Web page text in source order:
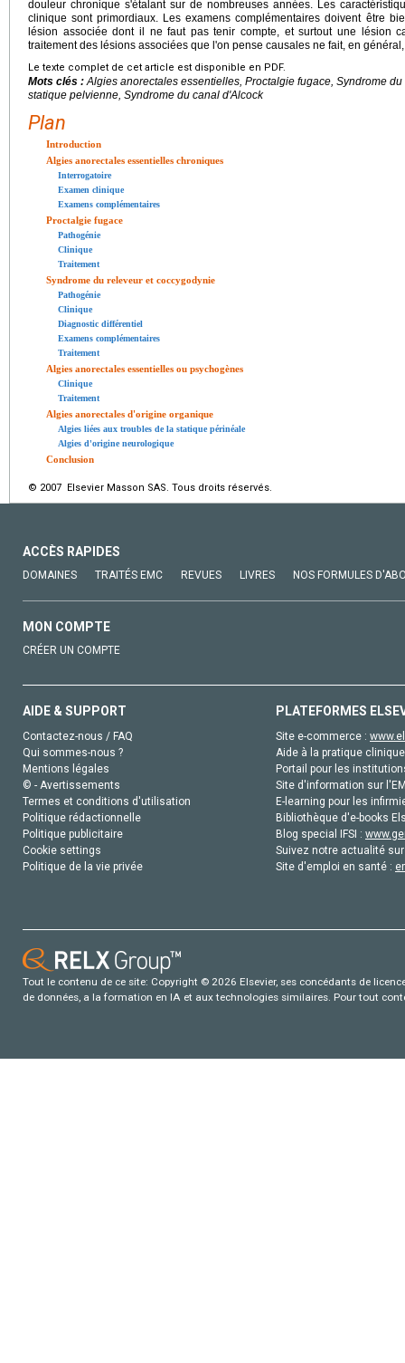
douleur chronique s'étalant sur de nombreuses années. Les
clinique sont primordiaux. Les examens complémentaires doivent être
lésion associée dont il ne faut pas tenir compte, et surtout une lésion
traitement des lésions associées que l'on pense causales ne fait, en
Le texte complet de cet article est disponible en PDF.
Mots clés :Algies anorectales essentielles, Proctalgie fugace, Syndrome
statique pelvienne, Syndrome du canal d'Alcock
Plan
Introduction
Algies anorectales essentielles chroniques
Interrogatoire
Examen clinique
Examens complémentaires
Proctalgie fugace
Pathogénie
Clinique
Traitement
Syndrome du releveur et coccygodynie
Pathogénie
Clinique
Diagnostic différentiel
Examens complémentaires
Traitement
Algies anorectales essentielles ou psychogènes
Clinique
Traitement
Algies anorectales d'origine organique
Algies liées aux troubles de la statique périnéale
Algies d'origine neurologique
Conclusion
© 2007 Elsevier Masson SAS. Tous droits réservés.
ACCÈS RAPIDES
DOMAINES TRAITÉS EMC REVUES LIVRES NOS FORMULES
MON COMPTE
CRÉER UN COMPTE
AIDE & SUPPORT
Contactez-nous / FAQ
Qui sommes-nous ?
Mentions légales
© - Avertissements
Termes et conditions d'utilisation
Politique rédactionnelle
Politique publicitaire
Cookie settings
Politique de la vie privée
PLATEFORMES
Site e-commerce :
Aide à la pratique
Portail pour les
Site d'information sur
E-learning pour les
Bibliothèque d'e-books
Blog special IFSI :
Suivez notre actualité
Site d'emploi en santé :
Tout le contenu de ce site: Copyright © 2026 Elsevier, ses concédants de
de données, a la formation en IA et aux technologies similaires. Pour tout